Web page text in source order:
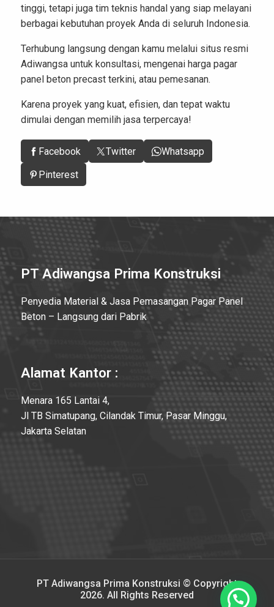
tinggi, tetapi juga tim teknis handal yang siap melayani
berbagai kebutuhan proyek Anda di seluruh Indonesia.
Terhubung langsung dengan kamu melalui situs resmi
Adiwangsa untuk konsultasi, mengenai harga pagar
panel beton precast terkini, atau pemesanan.
Karena proyek yang kuat, efisien, dan tepat waktu
dimulai dengan memilih jasa terpercaya!
Facebook Twitter Whatsapp
Pinterest
PT Adiwangsa Prima Konstruksi
Penyedia Material & Jasa Pemasangan Pagar Panel
Beton – Langsung dari Pabrik
Alamat Kantor :
Menara 165 Lantai 4,
Jl TB Simatupang, Cilandak Timur, Pasar Minggu,
Jakarta Selatan
PT Adiwangsa Prima Konstruksi © Copyright
2026. All Rights Reserved